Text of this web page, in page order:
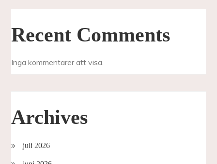
Recent Comments
Inga kommentarer att visa.
Archives
juli 2026